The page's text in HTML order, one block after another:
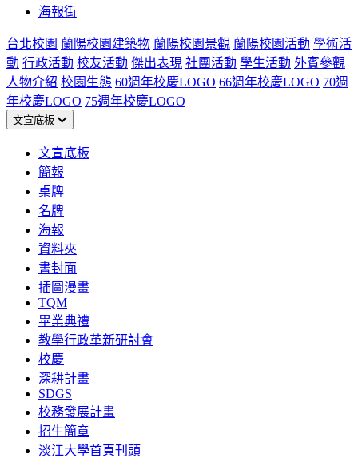
海報街
台北校園 蘭陽校園建築物 蘭陽校園景觀 蘭陽校園活動 學術活
動 行政活動 校友活動 傑出表現 社團活動 學生活動 外賓參觀
人物介紹 校園生態 60週年校慶LOGO 66週年校慶LOGO 70週
年校慶LOGO 75週年校慶LOGO
文宣底板
文宣底板
簡報
桌牌
名牌
海報
資料夾
書封面
插圖漫畫
TQM
畢業典禮
教學行政革新研討會
校慶
深耕計畫
SDGS
校務發展計畫
招生簡章
淡江大學首頁刊頭